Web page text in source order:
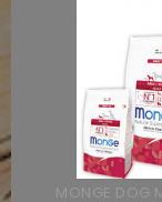
MONGE DOG